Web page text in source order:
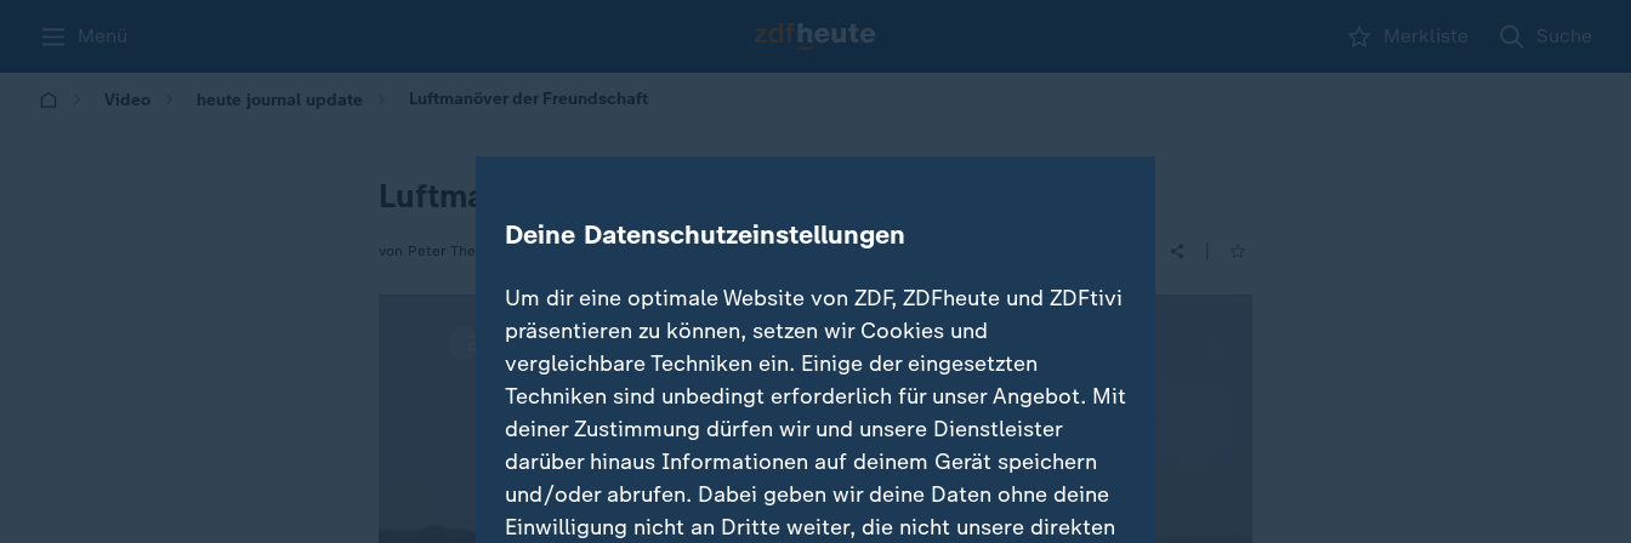
Menü Merkliste Suche
Video heute journal update Luftmanöver der Freundschaft
Luftmanöver der Freundschaft
von Peter Theisen Deine Datenschutzeinstellungen
Um dir eine optimale Website von ZDF, ZDFheute und ZDFtivi
präsentieren zu können, setzen wir Cookies und
vergleichbare Techniken ein. Einige der eingesetzten
Techniken sind unbedingt erforderlich für unser Angebot. Mit
deiner Zustimmung dürfen wir und unsere Dienstleister
darüber hinaus Informationen auf deinem Gerät speichern
und/oder abrufen. Dabei geben wir deine Daten ohne deine
Einwilligung nicht an Dritte weiter, die nicht unsere direkten